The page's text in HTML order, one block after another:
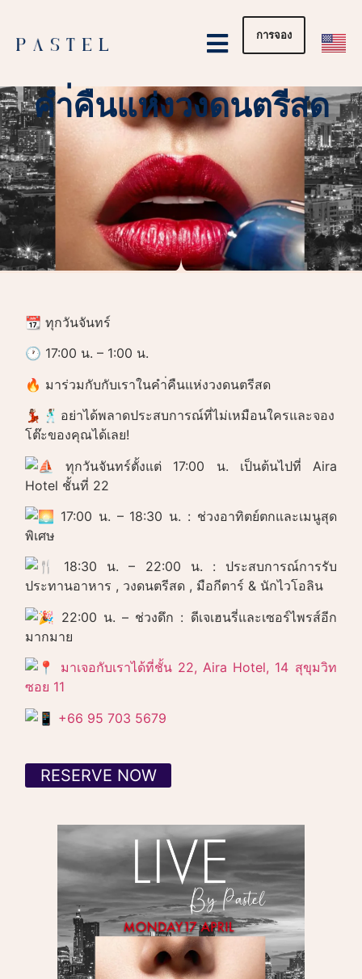
การจอง
คำ่คืนแห่งวงดนตรีสด
📆 ทุกวันจันทร์
🕐 17:00 น. – 1:00 น.
🔥 มาร่วมกับกับเราในคำ่คืนแห่งวงดนตรีสด
💃🏽🕺🏽อย่าได้พลาดประสบการณ์ที่ไม่เหมือนใครและจอง
โต๊ะของคุณได้เลย!
ทุกวันจันทร์ตั้งแต่ 17:00 น. เป็นต้นไปที่ Aira
Hotel ชั้นที่ 22
17:00 น. – 18:30 น. : ช่วงอาทิตย์ตกและเมนูสุด
พิเศษ
18:30 น. – 22:00 น. : ประสบการณ์การรับ
ประทานอาหาร , วงดนตรีสด , มือกีตาร์ & นักไวโอลิน
22:00 น. – ช่วงดึก : ดีเจเฮนรี่และเซอร์ไพรส์อีก
มากมาย
มาเจอกับเราได้ที่ชั้น 22, Aira Hotel, 14 สุขุมวิท
ซอย 11
+66 95 703 5679
RESERVE NOW